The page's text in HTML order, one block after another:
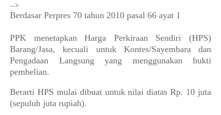
-->
Berdasar Perpres 70 tahun 2010 pasal 66 ayat 1
PPK menetapkan Harga Perkiraan Sendiri (HPS)
Barang/Jasa, kecuali untuk Kontes/Sayembara dan
Pengadaan Langsung yang menggunakan bukti
pembelian.
Berarti HPS mulai dibuat untuk nilai diatas Rp. 10 juta
(sepuluh juta rupiah).